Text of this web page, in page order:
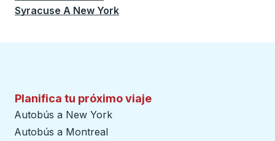
Syracuse A New York
Planifica tu próximo viaje
Autobús a New York
Autobús a Montreal